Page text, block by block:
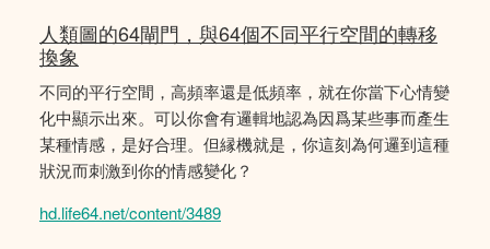
人類圖的64閘門，與64個不同平行空間的轉移
換象
不同的平行空間，高頻率還是低頻率，就在你當下心情變
化中顯示出來。可以你會有邏輯地認為因爲某些事而產生
某種情感，是好合理。但縁機就是，你這刻為何邏到這種
狀況而刺激到你的情感變化？
hd.life64.net/content/3489